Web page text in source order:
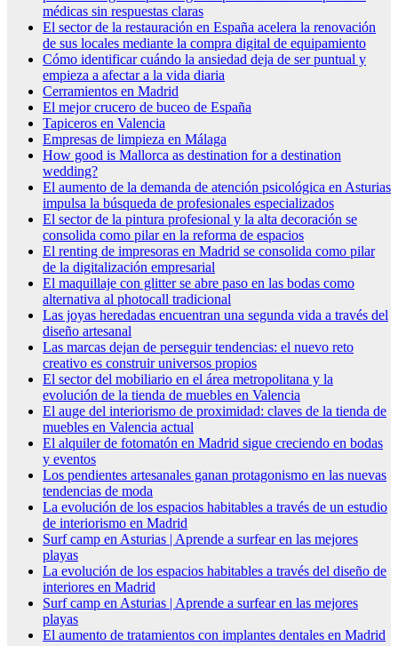
médicas sin respuestas claras
El sector de la restauración en España acelera la renovación
de sus locales mediante la compra digital de equipamiento
Cómo identificar cuándo la ansiedad deja de ser puntual y
empieza a afectar a la vida diaria
Cerramientos en Madrid
El mejor crucero de buceo de España
Tapiceros en Valencia
Empresas de limpieza en Málaga
How good is Mallorca as destination for a destination
wedding?
El aumento de la demanda de atención psicológica en Asturias
impulsa la búsqueda de profesionales especializados
El sector de la pintura profesional y la alta decoración se
consolida como pilar en la reforma de espacios
El renting de impresoras en Madrid se consolida como pilar
de la digitalización empresarial
El maquillaje con glitter se abre paso en las bodas como
alternativa al photocall tradicional
Las joyas heredadas encuentran una segunda vida a través del
diseño artesanal
Las marcas dejan de perseguir tendencias: el nuevo reto
creativo es construir universos propios
El sector del mobiliario en el área metropolitana y la
evolución de la tienda de muebles en Valencia
El auge del interiorismo de proximidad: claves de la tienda de
muebles en Valencia actual
El alquiler de fotomatón en Madrid sigue creciendo en bodas
y eventos
Los pendientes artesanales ganan protagonismo en las nuevas
tendencias de moda
La evolución de los espacios habitables a través de un estudio
de interiorismo en Madrid
Surf camp en Asturias | Aprende a surfear en las mejores
playas
La evolución de los espacios habitables a través del diseño de
interiores en Madrid
Surf camp en Asturias | Aprende a surfear en las mejores
playas
El aumento de tratamientos con implantes dentales en Madrid